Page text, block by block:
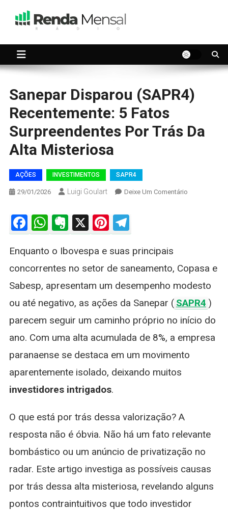
Sanepar Disparou (SAPR4)
Recentemente: 5 Fatos
Surpreendentes Por Trás Da
Alta Misteriosa
AÇÕES INVESTIMENTOS SAPR4
29/01/2026 Luigi Goulart Deixe Um ComentárioOn
Por
Da
Alta
Facebook
WhatsApp
Evernote
X Pinterest
Telegram
Enquanto o Ibovespa e suas principais
concorrentes no setor de saneamento, Copasa e
Sabesp, apresentam um desempenho modesto
ou até negativo, as ações da Sanepar ( SAPR4 )
parecem seguir um caminho próprio no início do
ano. Com uma alta acumulada de 8%, a empresa
paranaense se destaca em um movimento
aparentemente isolado, deixando muitos
investidores intrigados.
O que está por trás dessa valorização? A
resposta não é óbvia. Não há um fato relevante
bombástico ou um anúncio de privatização no
radar. Este artigo investiga as possíveis causas
por trás dessa alta misteriosa, revelando alguns
pontos contraintuitivos que todo investidor